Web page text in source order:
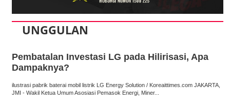
UNGGULAN
Pembatalan Investasi LG pada Hilirisasi, Apa
Dampaknya?
ilustrasi pabrik baterai mobil listrik LG Energy Solution / Koreaittimes.com JAKARTA,
JMI - Wakil Ketua Umum Asosiasi Pemasok Energi, Miner...